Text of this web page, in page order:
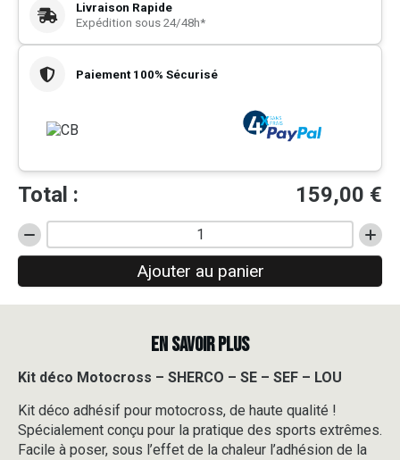
Livraison Rapide
Expédition sous 24/48h*
Paiement 100% Sécurisé
Total : 159,00 €
quantité
de
Motocross
SE
SEF
-
LOU
Ajouter au panier
EN SAVOIR PLUS
Kit déco Motocross – SHERCO – SE – SEF – LOU
Kit déco adhésif pour motocross, de haute qualité !
Spécialement conçu pour la pratique des sports extrêmes.
Facile à poser, sous l’effet de la chaleur l’adhésion de la